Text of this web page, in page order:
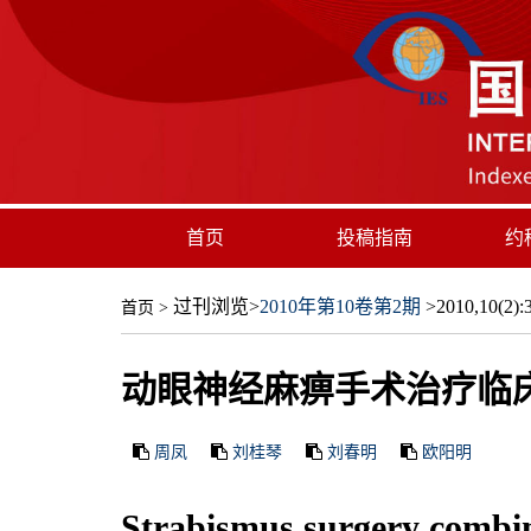
首页 投稿指南 约
首页 > 过刊浏览>2010年第10卷第2期
动眼神经麻痹手术治疗临
周凤 刘桂琴 刘春明 欧阳明